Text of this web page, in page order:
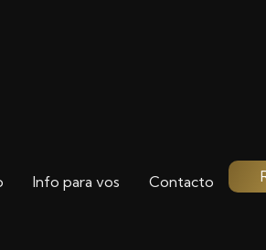
Info para vos Contacto